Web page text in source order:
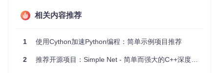
的同时平滑地过渡。
构过程，尤其是在处理复杂的宏定义时。
学习C/C++预处理器：对于初学者而言， simplecpp是一
个很好的研究预处理机制的实例。
相关内容推荐
1 使用Cython加速Python编程：简单示例项目推荐
2 推荐开源项目：Simple Net - 简单而强大的C++深度学习库